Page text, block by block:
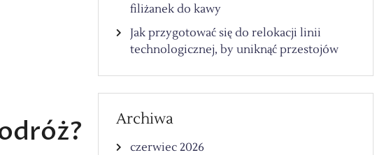
filiżanek do kawy
Jak przygotować się do relokacji linii
technologicznej, by uniknąć przestojów
Archiwa
czerwiec 2026